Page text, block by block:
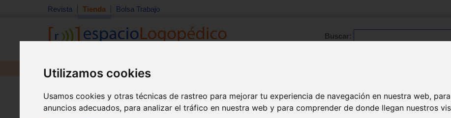
Utilizamos cookies
Usamos cookies y otras técnicas de rastreo para mejorar tu experiencia de navegación en nuestra web,
anuncios adecuados, para analizar el tráfico en nuestra web y para comprender de donde llegan nuestros
Revista Tienda Bolsa Trabajo
Buscar:
Revista Libros Material